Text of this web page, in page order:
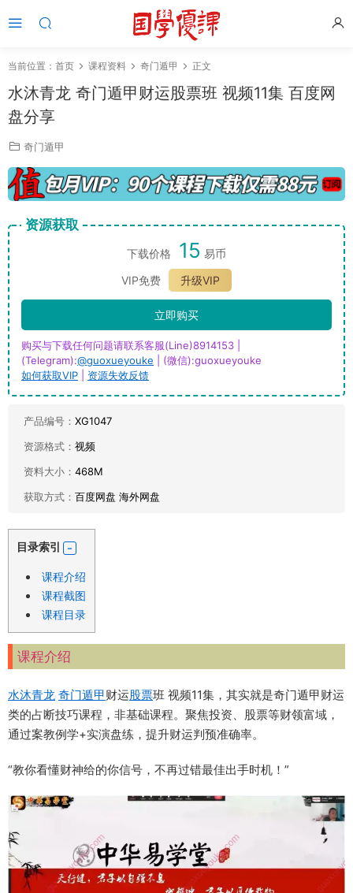
当前位置： 首页 课程资料 奇门遁甲 正文
水沐青龙 奇门遁甲财运股票班 视频11集 百度网
盘分享
奇门遁甲
资源获取
下载价格 15 易币
VIP免费
升级VIP
立即购买
购买与下载任何问题请联系客服(Line)8914153 |
(Telegram):@guoxueyouke | (微信):guoxueyouke
如何获取VIP
资源失效反馈
产品编号： XG1047
资源格式： 视频
资料大小： 468M
获取方式： 百度网盘 海外网盘
目录索引
课程介绍
课程截图
课程目录
课程介绍
水沐青龙 奇门遁甲财运股票班 视频11集，其实就是奇门遁甲财运
类的占断技巧课程，非基础课程。聚焦投资、股票等财领富域，
通过案教例学+实演盘练，提升财运判预准确率。
“教你看懂财神给的你信号，不再过错最佳出手时机！”